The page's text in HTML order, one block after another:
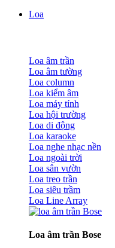
Loa
Loa âm trần
Loa âm tường
Loa column
Loa kiểm âm
Loa máy tính
Loa hội trường
Loa di động
Loa karaoke
Loa nghe nhạc nền
Loa ngoài trời
Loa sân vườn
Loa treo trần
Loa siêu trầm
Loa Line Array
Loa âm trần Bose